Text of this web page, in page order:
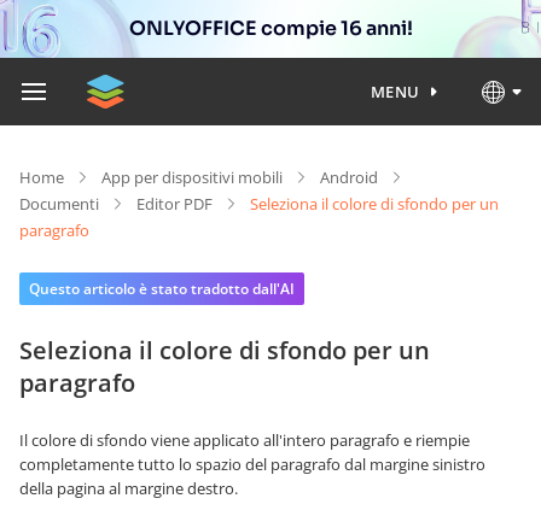
ONLYOFFICE compie 16 anni!
MENU
Home App per dispositivi mobili
Android
Documenti
Editor PDF
Seleziona il colore di sfondo per un
paragrafo
Questo articolo è stato tradotto dall'AI
Seleziona il colore di sfondo per un
paragrafo
Il colore di sfondo viene applicato all'intero paragrafo e riempie
completamente tutto lo spazio del paragrafo dal margine sinistro
della pagina al margine destro.